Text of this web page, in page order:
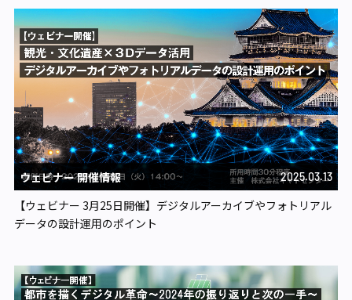
ウェビナー 開催情報 2025.03.13
【ウェビナー 3月25日開催】デジタルアーカイブやフォトリアル
データの設計運用のポイント